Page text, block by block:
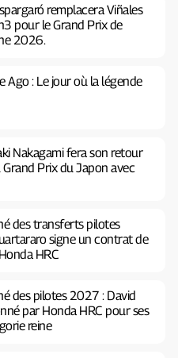
remplacera Viñales
pour le Grand Prix de
2026.
Ago : Le jour où la légende
Nakagami fera son retour
Prix du Japon avec
des transferts pilotes
signe un contrat de
HRC
des pilotes 2027 : David
par Honda HRC pour ses
reine